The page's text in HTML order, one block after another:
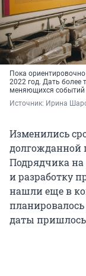
Пока
2022 год. Дать более
меняющихся
Источник: Ирина
Изменились
долгожданной
Подрядчика на
и разработку
нашли еще в
планировалось
даты